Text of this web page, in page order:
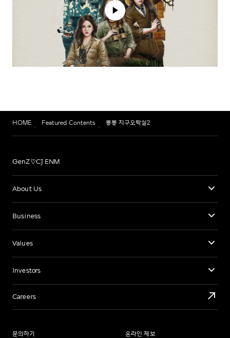
HOME Featured Contents 뿅뿅 지구오락실2
GenZ♡CJ ENM
About Us
Business
Values
Investors
Careers
문의하기 온라인 제보